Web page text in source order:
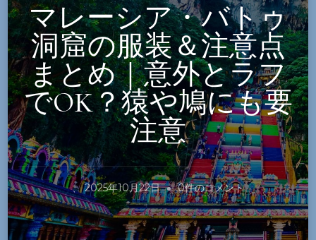
マレーシア・バトゥ
洞窟の服装＆注意点
まとめ｜意外とラフ
でOK？猿や鳩にも要
注意
、2025年10月22日
マ
レ
ー
0件のコメント